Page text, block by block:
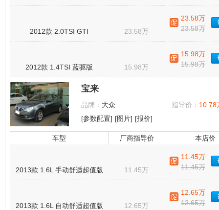
2012款 2.0TSI GTI 23.58万
23.58万
23.58万
2012款 1.4TSI 蓝驱版 15.98万
15.98万
15.98万
宝来
品牌： 大众 指导价： 10.78
[参数配置] [图片] [报价]
车型 厂商指导价 本店价
2013款 1.6L 手动舒适超值版 11.45万
11.45万
11.45万
2013款 1.6L 自动舒适超值版 12.65万
12.65万
12.65万